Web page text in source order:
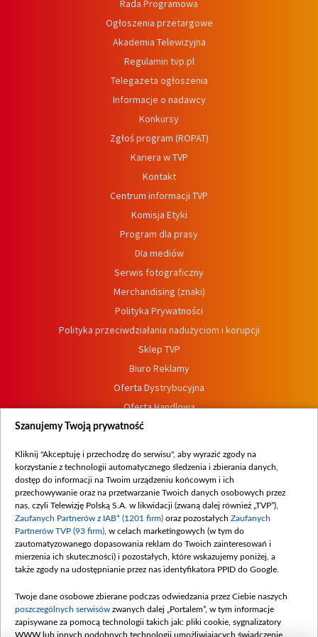
Rada Programowa
Ogłoszenia przetargowe
Akademia Telewizyjna
Regulamin tvp.pl
Telegazeta ogłoszenia
Informacje o nadawcy
Konkursy
Zgłoś program (ROPAT)
Kariera w TVP
Kontakt
Centrum informacji TVP
Komisja Etyki
Program dla prasy
Dla mediów
Serwis fotograficzny
Merchandising (znaki)
Polityka Prywatności
Polityka przeciwdziałania nadużyciom i korupcji
Sklep TVP
Biuro Reklamy
Oferta Dystrybucyjna
Oferta Handlowa
Dostępność
Procedura zgłoszeń wewnętrznych
Szanujemy Twoją prywatność
Kliknij "Akceptuję i przechodzę do serwisu", aby wyrazić zgody na
korzystanie z technologii automatycznego śledzenia i zbierania danych,
dostęp do informacji na Twoim urządzeniu końcowym i ich
przechowywanie oraz na przetwarzanie Twoich danych osobowych przez
nas, czyli Telewizję Polską S.A. w likwidacji (zwaną dalej również „TVP”),
Zaufanych Partnerów z IAB* (1201 firm) oraz pozostałych Zaufanych
Partnerów TVP (93 firm) , w celach marketingowych (w tym do
zautomatyzowanego dopasowania reklam do Twoich zainteresowań i
mierzenia ich skuteczności) i pozostałych, które wskazujemy poniżej, a
także zgody na udostępnianie przez nas identyfikatora PPID do Google.
Twoje dane osobowe zbierane podczas odwiedzania przez Ciebie naszych
poszczególnych serwisów zwanych dalej „Portalem”, w tym informacje
zapisywane za pomocą technologii takich jak: pliki cookie, sygnalizatory
WWW lub innych podobnych technologii umożliwiających świadczenie